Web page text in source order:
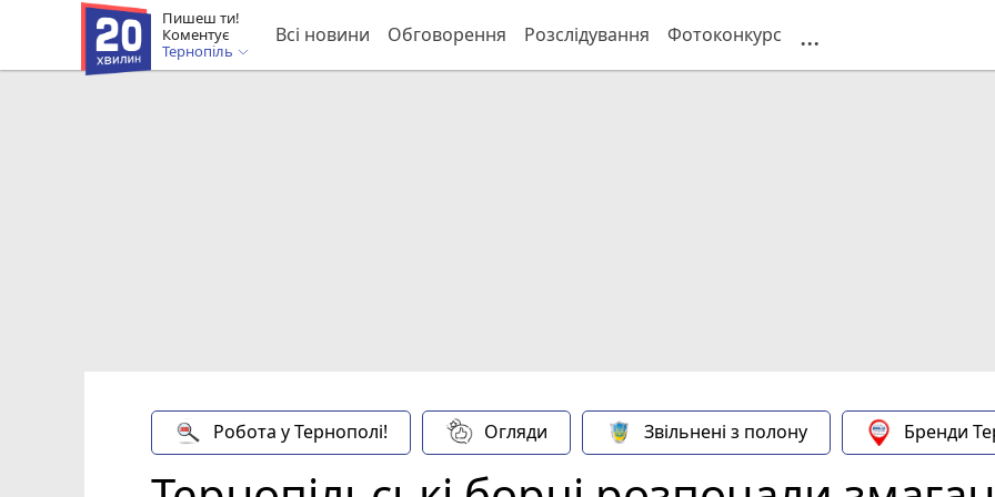
Пишеш ти!
Коментує
Тернопіль
Всі новини Обговорення Розслідування Фотоконкурс ...
Робота у Тернополі! Огляди Звільнені з полону Бренди